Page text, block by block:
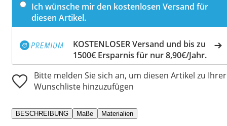
Ich wünsche mir den kostenlosen Versand für
diesen Artikel.
KOSTENLOSER Versand und bis zu
1500€ Ersparnis für nur 8,90€/Jahr.
Bitte melden Sie sich an, um diesen Artikel zu Ihrer
Wunschliste hinzuzufügen
BESCHREIBUNG Maße Materialien